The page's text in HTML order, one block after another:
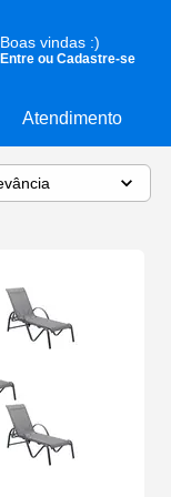
Atendimento
Boas vindas :)
Entre ou Cadastre-se